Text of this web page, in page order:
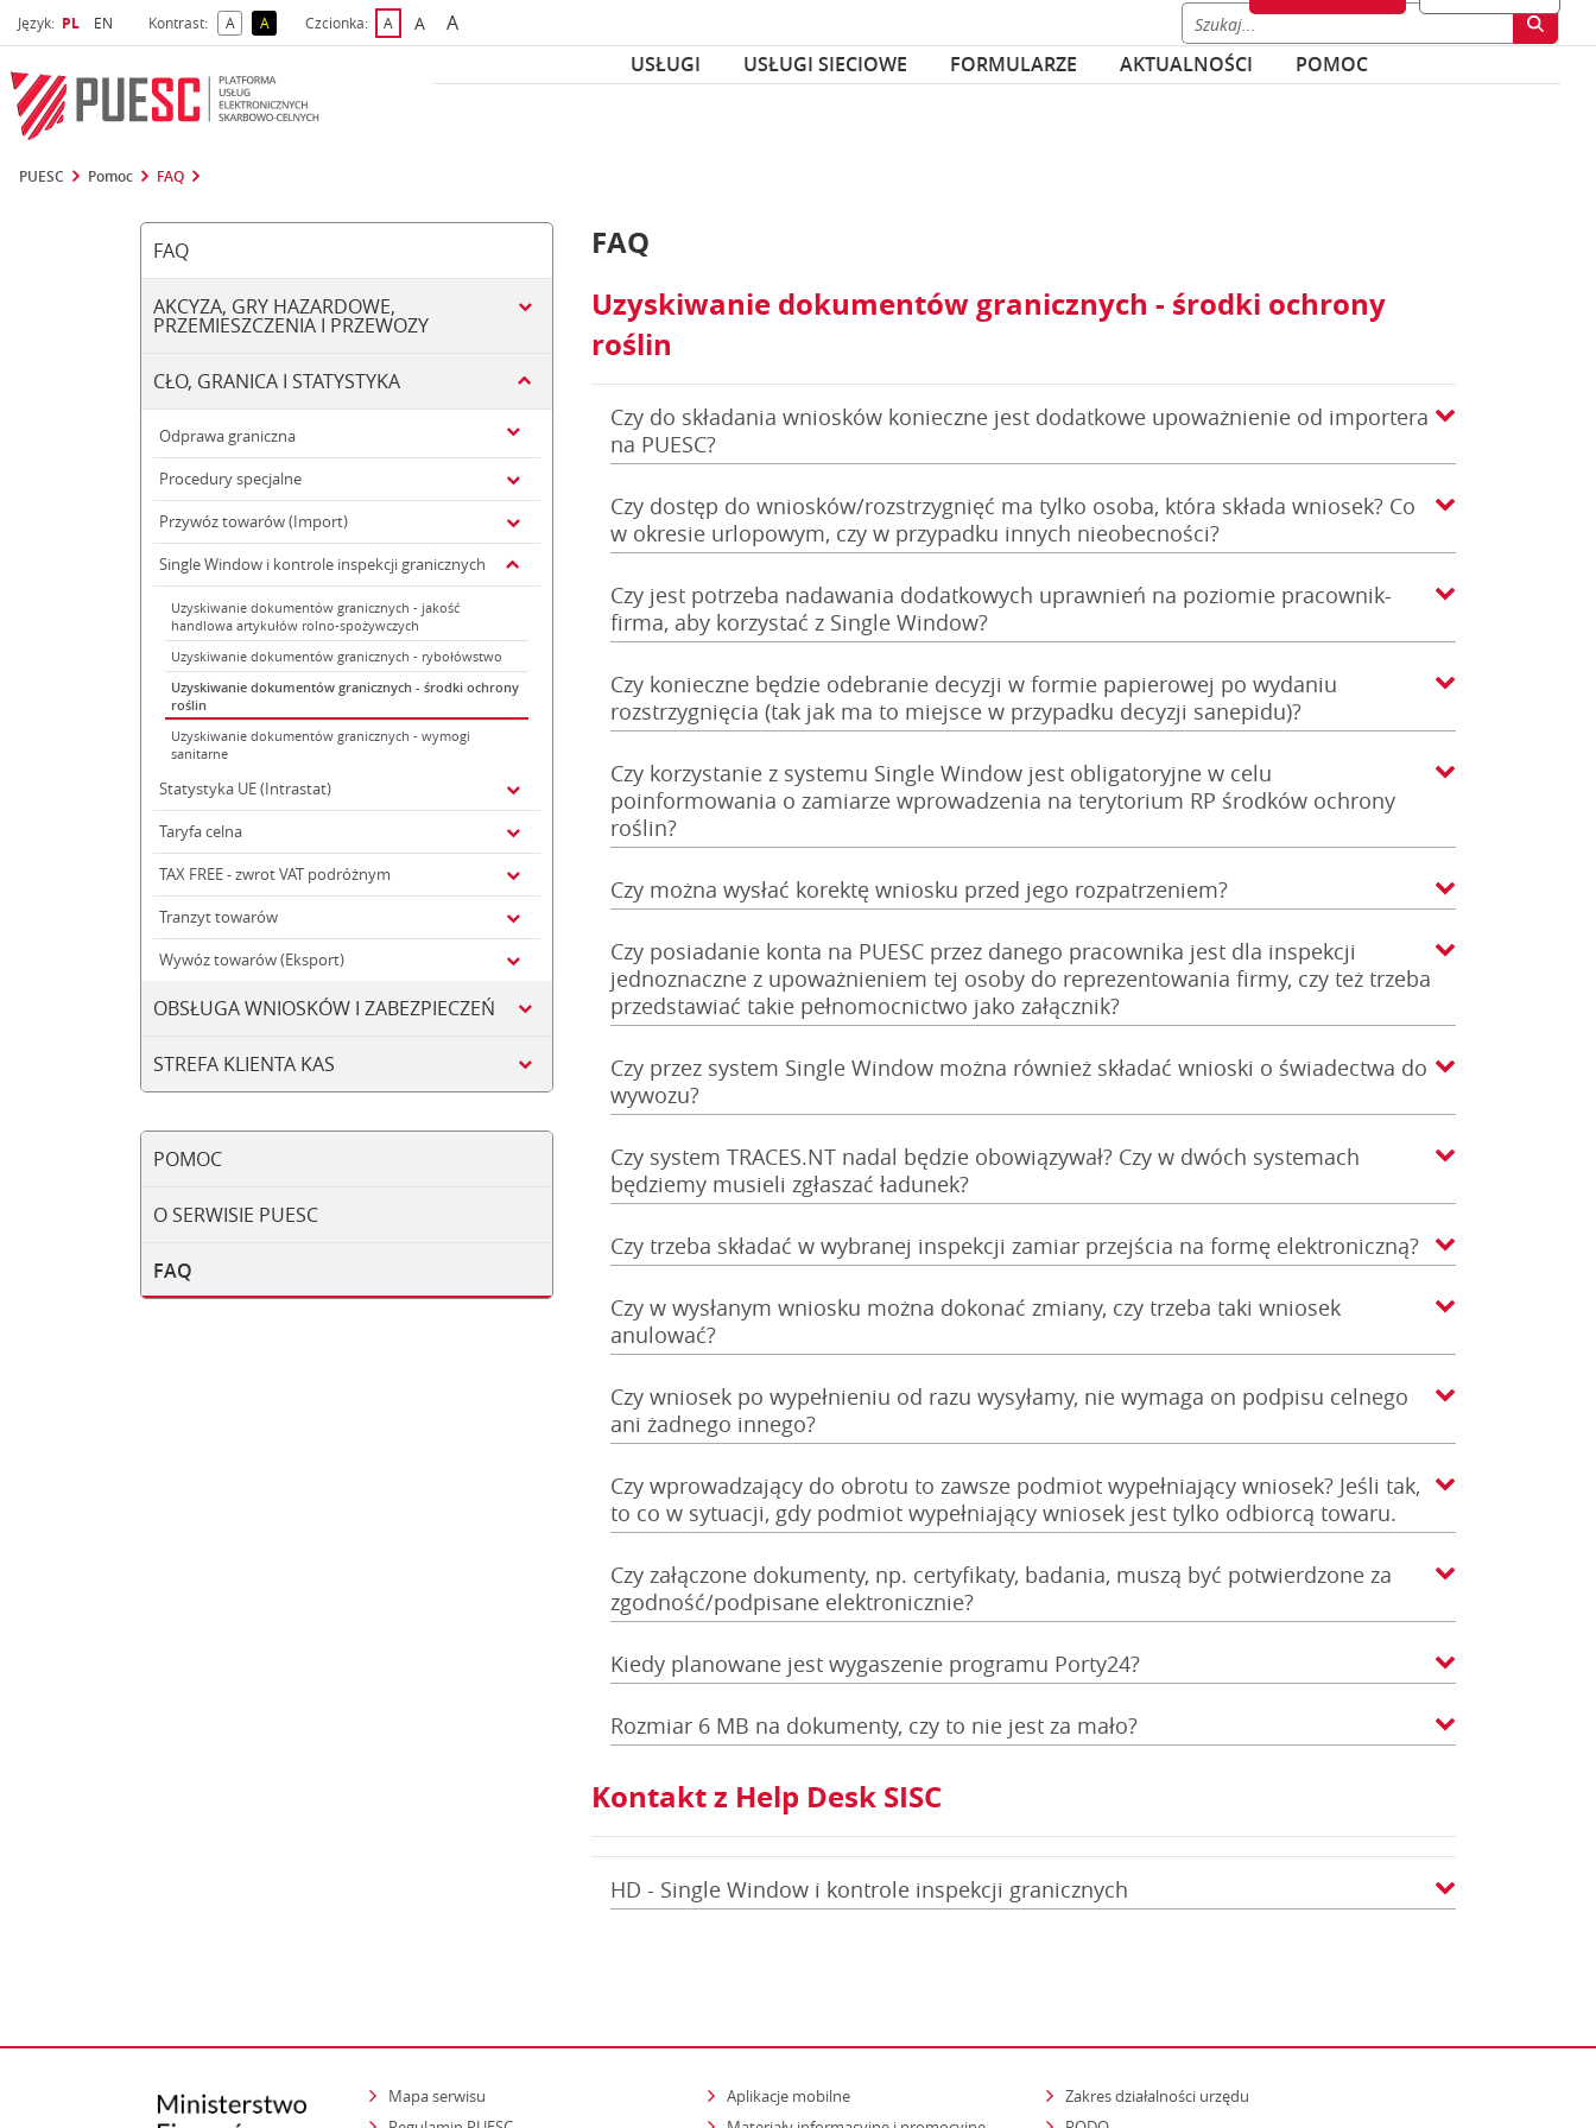
Język: Wybrany język
PL Wybierz język
EN Kontrast: Akontrast domyślny
Akontrast żółty tekst na czarnym tle
Czcionka: Adomyślna czcionka
Awiększa czcionka
Anajwiększa czcionka
USŁUGI
USŁUGI SIECIOWE FORMULARZE AKTUALNOŚCI POMOC
PUESC Pomoc FAQ
FAQ
AKCYZA, GRY HAZARDOWE,
PRZEMIESZCZENIA I PRZEWOZY
CŁO, GRANICA I STATYSTYKA
Odprawa graniczna
Procedury specjalne
Przywóz towarów (Import)
Single Window i kontrole inspekcji granicznych
Uzyskiwanie dokumentów granicznych - jakość
handlowa artykułów rolno-spożywczych
Uzyskiwanie dokumentów granicznych - rybołówstwo
Uzyskiwanie dokumentów granicznych - środki ochrony
roślin
Uzyskiwanie dokumentów granicznych - wymogi
sanitarne
Statystyka UE (Intrastat)
Taryfa celna
TAX FREE - zwrot VAT podróżnym
Tranzyt towarów
Wywóz towarów (Eksport)
OBSŁUGA WNIOSKÓW I ZABEZPIECZEŃ
STREFA KLIENTA KAS
POMOC
O SERWISIE PUESC
FAQ
FAQ
Uzyskiwanie dokumentów granicznych - środki ochrony
roślin
Czy do składania wniosków konieczne jest dodatkowe upoważnienie od importera
na PUESC?
Czy dostęp do wniosków/rozstrzygnięć ma tylko osoba, która składa wniosek? Co
w okresie urlopowym, czy w przypadku innych nieobecności?
Czy jest potrzeba nadawania dodatkowych uprawnień na poziomie pracownik-
firma, aby korzystać z Single Window?
Czy konieczne będzie odebranie decyzji w formie papierowej po wydaniu
rozstrzygnięcia (tak jak ma to miejsce w przypadku decyzji sanepidu)?
Czy korzystanie z systemu Single Window jest obligatoryjne w celu
poinformowania o zamiarze wprowadzenia na terytorium RP środków ochrony
roślin?
Czy można wysłać korektę wniosku przed jego rozpatrzeniem?
Czy posiadanie konta na PUESC przez danego pracownika jest dla inspekcji
jednoznaczne z upoważnieniem tej osoby do reprezentowania firmy, czy też trzeba
przedstawiać takie pełnomocnictwo jako załącznik?
Czy przez system Single Window można również składać wnioski o świadectwa do
wywozu?
Czy system TRACES.NT nadal będzie obowiązywał? Czy w dwóch systemach
będziemy musieli zgłaszać ładunek?
Czy trzeba składać w wybranej inspekcji zamiar przejścia na formę elektroniczną?
Czy w wysłanym wniosku można dokonać zmiany, czy trzeba taki wniosek
anulować?
Czy wniosek po wypełnieniu od razu wysyłamy, nie wymaga on podpisu celnego
ani żadnego innego?
Czy wprowadzający do obrotu to zawsze podmiot wypełniający wniosek? Jeśli tak,
to co w sytuacji, gdy podmiot wypełniający wniosek jest tylko odbiorcą towaru.
Czy załączone dokumenty, np. certyfikaty, badania, muszą być potwierdzone za
zgodność/podpisane elektronicznie?
Kiedy planowane jest wygaszenie programu Porty24?
Rozmiar 6 MB na dokumenty, czy to nie jest za mało?
Kontakt z Help Desk SISC
HD - Single Window i kontrole inspekcji granicznych
Mapa serwisu
Aplikacje mobilne
Zakres działalności urzędu